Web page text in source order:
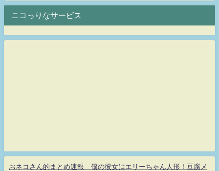
ニコっりなサービス
おネコさん的まとめ速報 僕の彼女はエリーちゃん人形！豆腐メ